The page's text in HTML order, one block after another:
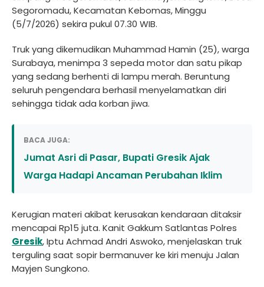
Segoromadu, Kecamatan Kebomas, Minggu
(5/7/2026) sekira pukul 07.30 WIB.
Truk yang dikemudikan Muhammad Hamin (25), warga
Surabaya, menimpa 3 sepeda motor dan satu pikap
yang sedang berhenti di lampu merah. Beruntung
seluruh pengendara berhasil menyelamatkan diri
sehingga tidak ada korban jiwa.
BACA JUGA:
Jumat Asri di Pasar, Bupati Gresik Ajak
Warga Hadapi Ancaman Perubahan Iklim
Kerugian materi akibat kerusakan kendaraan ditaksir
mencapai Rp15 juta. Kanit Gakkum Satlantas Polres
Gresik, Iptu Achmad Andri Aswoko, menjelaskan truk
terguling saat sopir bermanuver ke kiri menuju Jalan
Mayjen Sungkono.